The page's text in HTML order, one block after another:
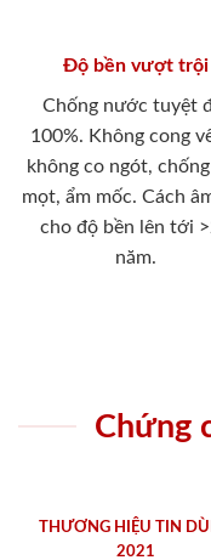
Độ bền vượt trội
Chống nước tuyệt
100%. Không cong
không co ngót,
mọt, ẩm mốc. Cách
cho độ bền lên tới
năm.
Chứng
THƯƠNG HIỆU TIN
2021